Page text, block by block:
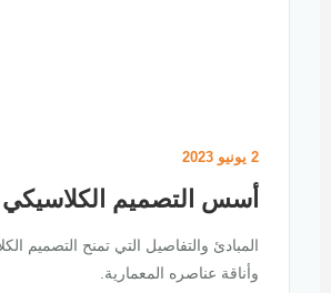
أسس التصميم الكلاسيكي
المبادئ والتفاصيل التي تمنح التصميم
وأناقة عناصره المعمارية.